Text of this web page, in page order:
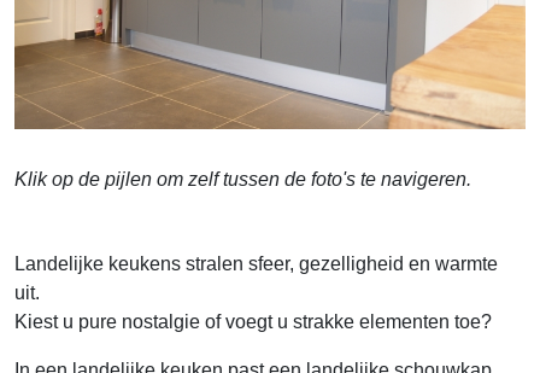
Klik op de pijlen om zelf tussen de foto's te navigeren.
Landelijke keukens stralen sfeer, gezelligheid en warmte
uit.
Kiest u pure nostalgie of voegt u strakke elementen toe?